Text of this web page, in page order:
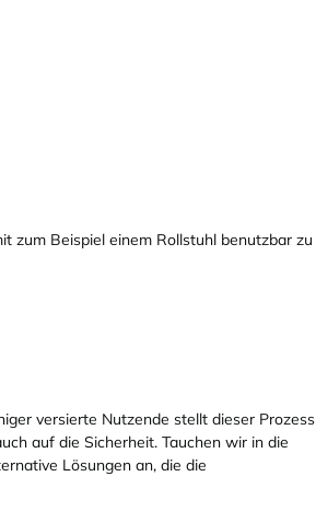
zum Beispiel einem Rollstuhl benutzbar zu
versierte Nutzende stellt dieser Prozess
auf die Sicherheit. Tauchen wir in die
Lösungen an, die die